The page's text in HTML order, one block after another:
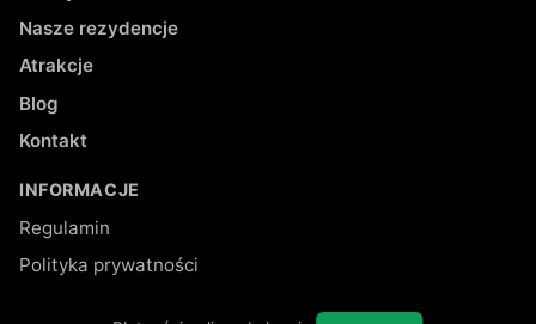
Nasze rezydencje
Atrakcje
Blog
Kontakt
INFORMACJE
Regulamin
Polityka prywatności